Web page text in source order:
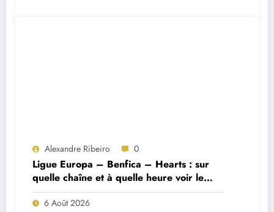
Alexandre Ribeiro 0
Ligue Europa – Benfica – Hearts : sur
quelle chaîne et à quelle heure voir le
match ?
6 Août 2026